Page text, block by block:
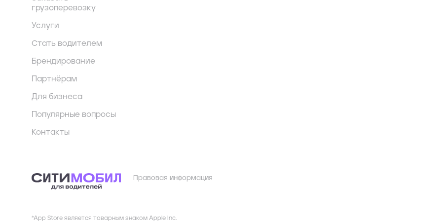
грузоперевозку
Услуги
Стать водителем
Брендирование
Партнёрам
Для бизнеса
Популярные вопросы
Контакты
Правовая информация
*App Store является товарным знаком Apple Inc.